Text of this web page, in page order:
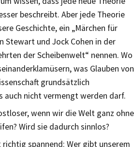
beschreibt. Aber jede Theorie
Geschichte, ein „Märchen für
Stewart und Jock Cohen in der
der Scheibenwelt“ nennen. Wo
was Glauben von
grundsätzlich
auch nicht vermengt werden darf.
wenn wir die Welt ganz ohne
Wird sie dadurch sinnlos?
spannend: Wer gibt unserem